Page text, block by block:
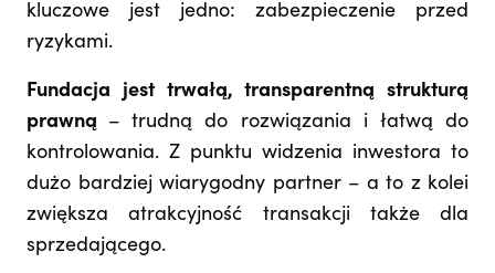
kluczowe jest jedno: zabezpieczenie przed
ryzykami.
Fundacja jest trwałą, transparentną strukturą
prawną – trudną do rozwiązania i łatwą do
kontrolowania. Z punktu widzenia inwestora to
dużo bardziej wiarygodny partner – a to z kolei
zwiększa atrakcyjność transakcji także dla
sprzedającego.